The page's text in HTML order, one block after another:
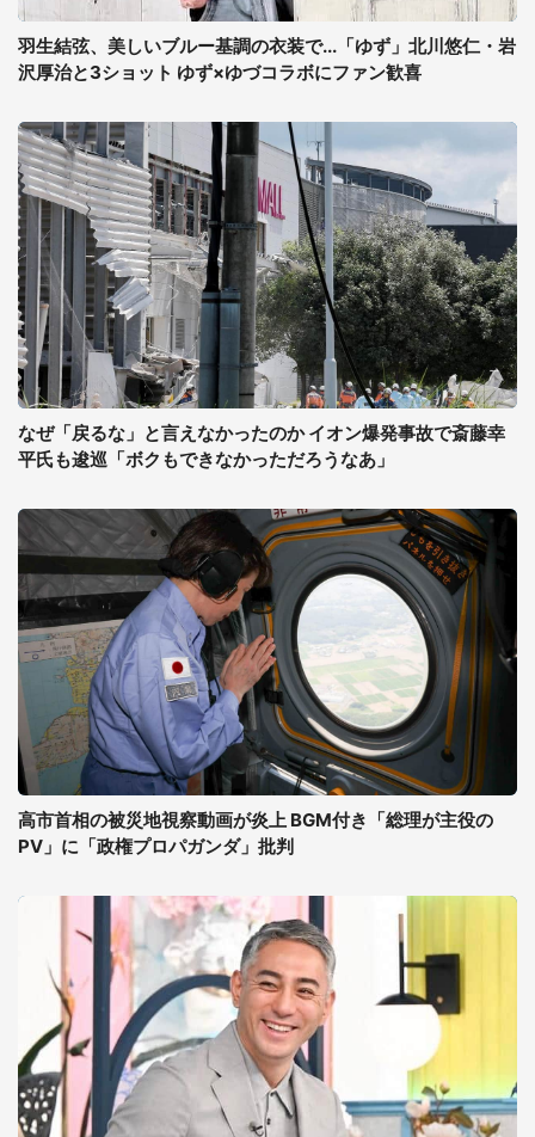
羽生結弦、美しいブルー基調の衣装で...「ゆず」北川悠仁・岩
沢厚治と3ショット ゆず×ゆづコラボにファン歓喜
なぜ「戻るな」と言えなかったのか イオン爆発事故で斎藤幸
平氏も逡巡「ボクもできなかっただろうなあ」
高市首相の被災地視察動画が炎上 BGM付き「総理が主役の
PV」に「政権プロパガンダ」批判